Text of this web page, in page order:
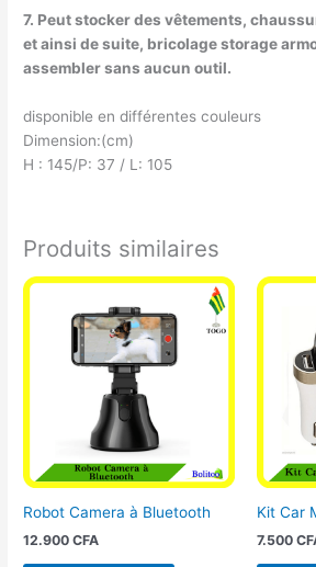
7. Peut stocker des vêtements,
et ainsi de suite, bricolage storage
assembler sans aucun outil.
disponible en différentes couleurs
Dimension:(cm)
H : 145/P: 37 / L: 105
Produits similaires
Robot Camera à Bluetooth
12.900CFA
Kit Car
7.500